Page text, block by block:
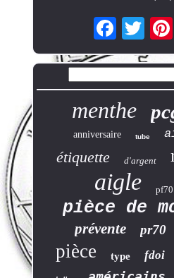
menthe
anniversaire tube
étiquette d'argent
aigle pf70
pièce de
prévente pr70
pièce type fdoi